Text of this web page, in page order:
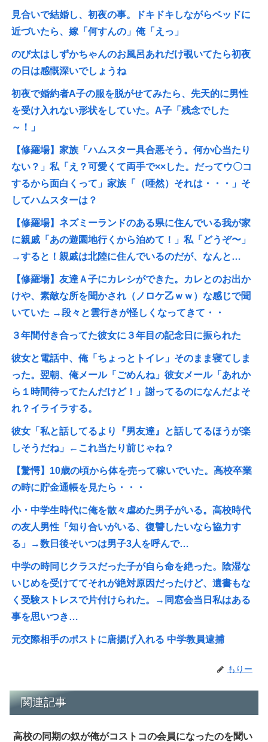
見合いで結婚し、初夜の事。ドキドキしながらベッドに
近づいたら、嫁「何すんの」俺「えっ」
のび太はしずかちゃんのお風呂あれだけ覗いてたら初夜
の日は感慨深いでしょうね
初夜で婚約者A子の服を脱がせてみたら、先天的に男性
を受け入れない形状をしていた。A子「残念でした
～！」
【修羅場】家族「ハムスター具合悪そう。何か心当たり
ない？」私「え？可愛くて両手で××した。だってウ〇コ
するから面白くって」家族「（唖然）それは・・・」そ
してハムスターは？
【修羅場】ネズミーランドのある県に住んでいる我が家
に親戚「あの遊園地行くから泊めて！」私「どうぞ〜」
→すると！親戚は北陸に住んでいるのだが、なんと…
【修羅場】友達Ａ子にカレシができた。カレとのお出か
けや、素敵な所を聞かされ（ノロケ乙ｗｗ）な感じで聞
いていた →段々と雲行きが怪しくなってきて・・
３年間付き合ってた彼女に３年目の記念日に振られた
彼女と電話中、俺「ちょっとトイレ」そのまま寝てしま
った。翌朝、俺メール「ごめんね」彼女メール「あれか
ら１時間待ってたんだけど！」謝ってるのになんだよそ
れ？イライラする。
彼女「私と話してるより『男友達』と話してるほうが楽
しそうだね」←これ当たり前じゃね？
【驚愕】10歳の頃から体を売って稼いでいた。高校卒業
の時に貯金通帳を見たら・・・
小・中学生時代に俺を散々虐めた男子がいる。高校時代
の友人男性「知り合いがいる、復讐したいなら協力す
る」→数日後そいつは男子3人を呼んで…
中学の時同じクラスだった子が自ら命を絶った。陰湿な
いじめを受けててそれが絶対原因だったけど、遺書もな
く受験ストレスで片付けられた。→同窓会当日私はある
事を思いつき…
元交際相手のポストに唐揚げ入れる 中学教員逮捕
もりー
関連記事
高校の同期の奴が俺がコストコの会員になったのを聞い